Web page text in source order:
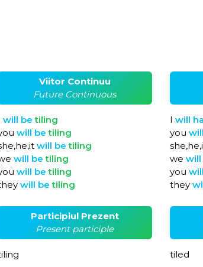
Viitor Continuu
Future Continuous
will betiling
will betiling
will betiling
will betiling
will betiling
will betiling
I will
you will
we will
you will
they
Participiul Prezent
Present participle
tiled